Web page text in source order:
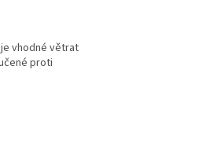
vhodné větrat
proti